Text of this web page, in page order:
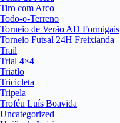
Tiro com Arco
Todo-o-Terreno
Torneio de Verão AD Formigais
Torneio Futsal 24H Freixianda
Trail
Trial 4×4
Triatlo
Tricicleta
Tripela
Troféu Luís Boavida
Uncategorized